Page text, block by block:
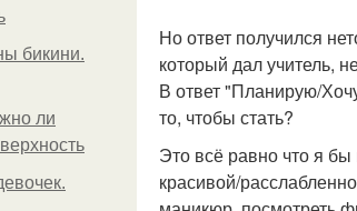
бикини.
ли
Но ответ получился
который дал учитель,
В ответ "Планирую/
то, чтобы стать?
Это всё равно что я
красивой/